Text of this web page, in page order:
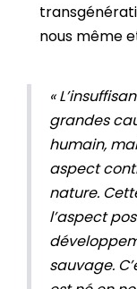
nous même
«
grandes
humain,
aspect
nature.
l’aspect
sauvage.